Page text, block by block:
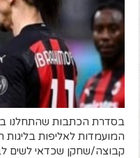
בסדרת הכתבות שהתחלנו
המועמדות לאליפות בליגות
קבוצה/שחקן שכדאי לשים